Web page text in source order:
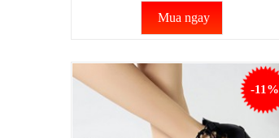
Mua ngay
-11%